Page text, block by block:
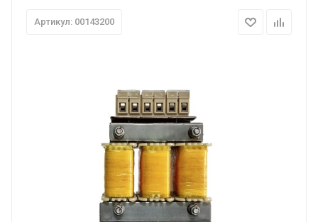
Артикул: 00143200